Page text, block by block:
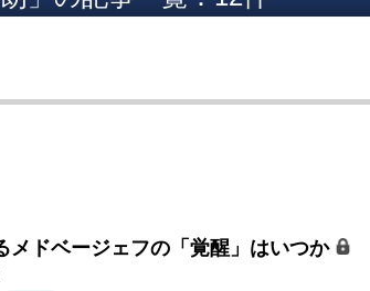
メドベージェフの「覚醒」はいつか